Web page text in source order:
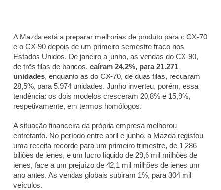
A Mazda está a preparar melhorias de produto para o CX-70
e o CX-90 depois de um primeiro semestre fraco nos
Estados Unidos. De janeiro a junho, as vendas do CX-90,
de três filas de bancos, caíram 24,2%, para 21.271
unidades, enquanto as do CX-70, de duas filas, recuaram
28,5%, para 5.974 unidades. Junho inverteu, porém, essa
tendência: os dois modelos cresceram 20,8% e 15,9%,
respetivamente, em termos homólogos.
A situação financeira da própria empresa melhorou
entretanto. No período entre abril e junho, a Mazda registou
uma receita recorde para um primeiro trimestre, de 1,286
biliões de ienes, e um lucro líquido de 29,6 mil milhões de
ienes, face a um prejuízo de 42,1 mil milhões de ienes um
ano antes. As vendas globais subiram 1%, para 304 mil
veículos.